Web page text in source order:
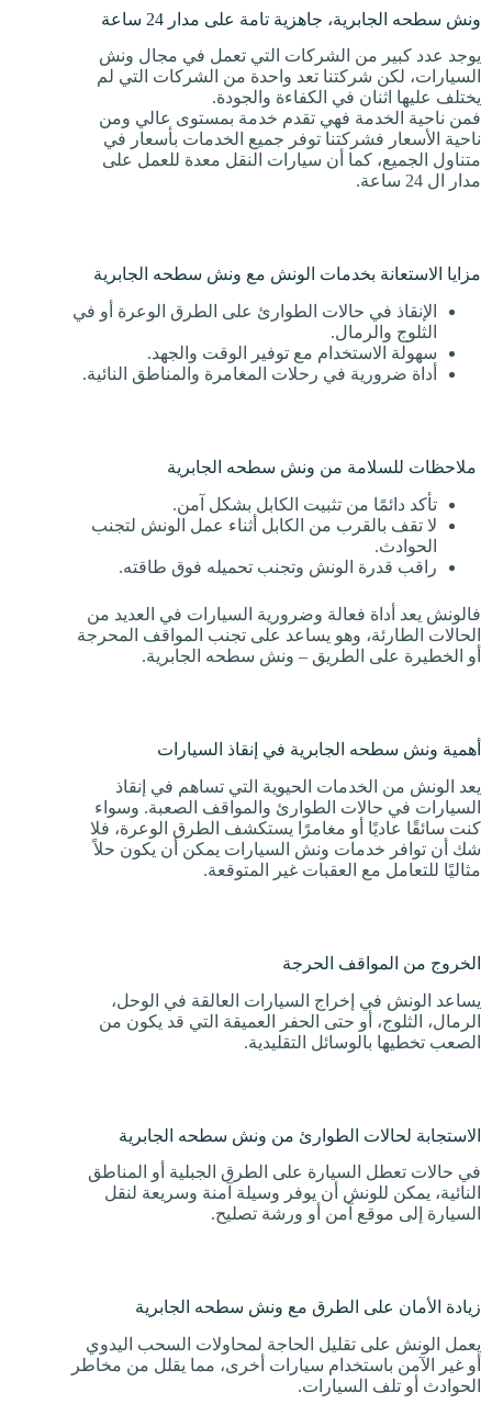
ونش سطحه الجابرية، جاهزية تامة على مدار 24 ساعة
يوجد عدد كبير من الشركات التي تعمل في مجال ونش
السيارات، لكن شركتنا تعد واحدة من الشركات التي لم
يختلف عليها اثنان في الكفاءة والجودة.
فمن ناحية الخدمة فهي تقدم خدمة بمستوى عالي ومن
ناحية الأسعار فشركتنا توفر جميع الخدمات بأسعار في
متناول الجميع، كما أن سيارات النقل معدة للعمل على
مدار ال 24 ساعة.
مزايا الاستعانة بخدمات الونش مع ونش سطحه الجابرية
الإنقاذ في حالات الطوارئ على الطرق الوعرة أو في
الثلوج والرمال.
سهولة الاستخدام مع توفير الوقت والجهد.
أداة ضرورية في رحلات المغامرة والمناطق النائية.
ملاحظات للسلامة من ونش سطحه الجابرية
تأكد دائمًا من تثبيت الكابل بشكل آمن.
لا تقف بالقرب من الكابل أثناء عمل الونش لتجنب
الحوادث.
راقب قدرة الونش وتجنب تحميله فوق طاقته.
فالونش يعد أداة فعالة وضرورية السيارات في العديد من
الحالات الطارئة، وهو يساعد على تجنب المواقف المحرجة
أو الخطيرة على الطريق – ونش سطحه الجابرية.
أهمية ونش سطحه الجابرية في إنقاذ السيارات
يعد الونش من الخدمات الحيوية التي تساهم في إنقاذ
السيارات في حالات الطوارئ والمواقف الصعبة. وسواء
كنت سائقًا عاديًا أو مغامرًا يستكشف الطرق الوعرة، فلا
شك أن توافر خدمات ونش السيارات يمكن أن يكون حلاً
مثاليًا للتعامل مع العقبات غير المتوقعة.
الخروج من المواقف الحرجة
يساعد الونش في إخراج السيارات العالقة في الوحل،
الرمال، الثلوج، أو حتى الحفر العميقة التي قد يكون من
الصعب تخطيها بالوسائل التقليدية.
الاستجابة لحالات الطوارئ من ونش سطحه الجابرية
في حالات تعطل السيارة على الطرق الجبلية أو المناطق
النائية، يمكن للونش أن يوفر وسيلة آمنة وسريعة لنقل
السيارة إلى موقع آمن أو ورشة تصليح.
زيادة الأمان على الطرق مع ونش سطحه الجابرية
يعمل الونش على تقليل الحاجة لمحاولات السحب اليدوي
أو غير الآمن باستخدام سيارات أخرى، مما يقلل من مخاطر
الحوادث أو تلف السيارات.